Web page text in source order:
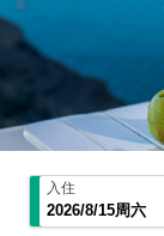
入住
2026/8/15周六